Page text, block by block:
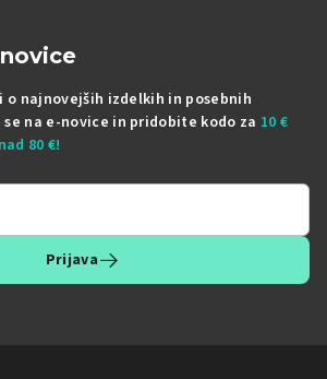
najnovejših izdelkih in posebnih
na e-novice in pridobite kodo za 10 €
80 €!
Prijava